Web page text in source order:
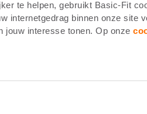
te helpen, gebruikt Basic-Fit
internetgedrag binnen onze site
jouw interesse tonen. Op onze